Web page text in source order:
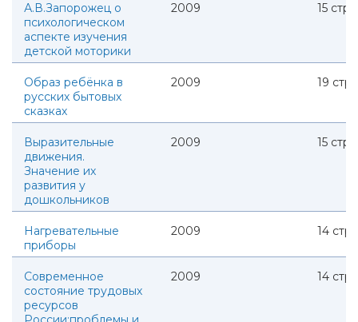
А.В.Запорожец о
психологическом
аспекте изучения
детской моторики
2009 15 стр.
Образ ребёнка в
русских бытовых
сказках
2009 19 стр.
Выразительные
движения.
Значение их
развития у
дошкольников
2009 15 стр.
Нагревательные
приборы
2009 14 стр.
Современное
состояние трудовых
ресурсов
2009 14 стр.